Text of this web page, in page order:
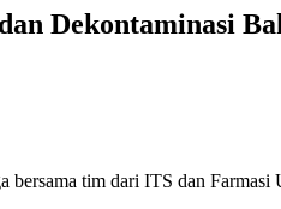
Dekontaminasi
tim dari ITS dan